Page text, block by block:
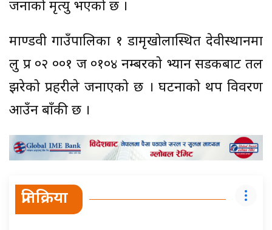
जनाको मृत्यु भएको छ ।
माण्डवी गाउँपालिका १ डामृखोलास्थित देवीस्थानमा
लु प्र ०२ ००१ ज ०१०४ नम्बरको भ्यान सडकबाट तल
झरेको प्रहरीले जनाएको छ । घटनाको थप विवरण
आउँन बाँकी छ ।
प्रतिक्रिया